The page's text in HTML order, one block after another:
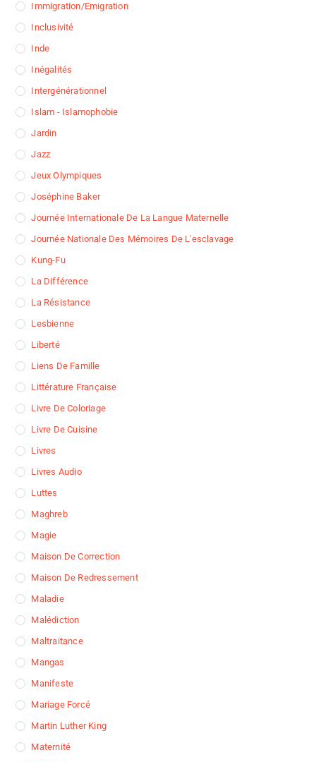
Immigration/Emigration
Inclusivité
Inde
Inégalités
Intergénérationnel
Islam - Islamophobie
Jardin
Jazz
Jeux Olympiques
Joséphine Baker
Journée Internationale De La Langue Maternelle
Journée Nationale Des Mémoires De L'esclavage
Kung-Fu
La Différence
La Résistance
Lesbienne
Liberté
Liens De Famille
Littérature Française
Livre De Coloriage
Livre De Cuisine
Livres
Livres Audio
Luttes
Maghreb
Magie
Maison De Correction
Maison De Redressement
Maladie
Malédiction
Maltraitance
Mangas
Manifeste
Mariage Forcé
Martin Luther King
Maternité